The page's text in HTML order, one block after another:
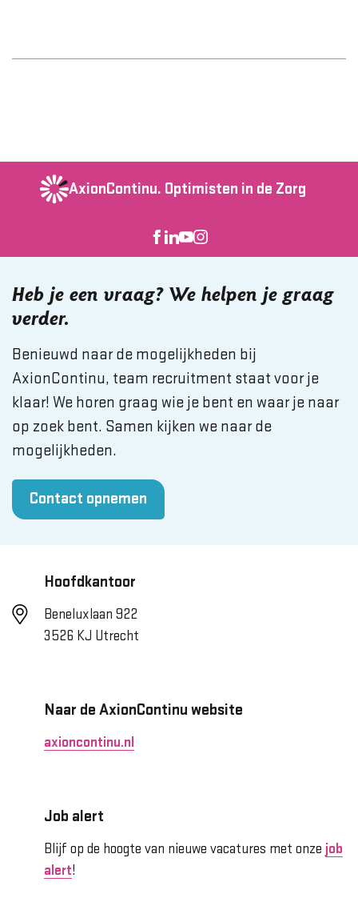
AxionContinu. Optimisten in de Zorg
Heb je een vraag? We helpen je graag
verder.
Benieuwd naar de mogelijkheden bij
AxionContinu, team recruitment staat voor je
klaar! We horen graag wie je bent en waar je naar
op zoek bent. Samen kijken we naar de
mogelijkheden.
Contact opnemen
Hoofdkantoor
Beneluxlaan 922
3526 KJ Utrecht
Naar de AxionContinu website
axioncontinu.nl
Job alert
Blijf op de hoogte van nieuwe vacatures met onze job
alert!